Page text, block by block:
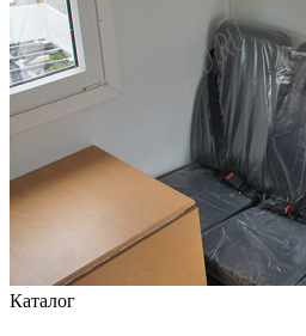
Каталог